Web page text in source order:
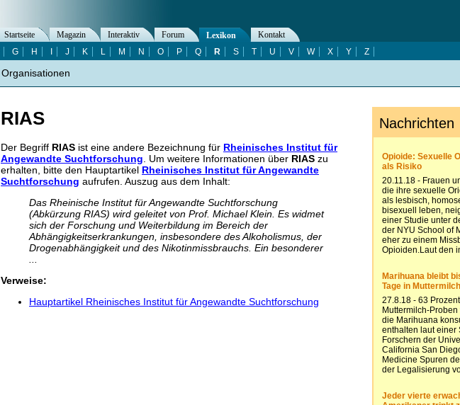
RIAS
Der Begriff RIAS ist eine andere Bezeichnung für Rheinisches Institut für
Angewandte Suchtforschung. Um weitere Informationen über RIAS zu
erhalten, bitte den Hauptartikel Rheinisches Institut für Angewandte
Suchtforschung aufrufen. Auszug aus dem Inhalt:
Das Rheinische Institut für Angewandte Suchtforschung
(Abkürzung RIAS) wird geleitet von Prof. Michael Klein. Es widmet
sich der Forschung und Weiterbildung im Bereich der
Abhängigkeitserkrankungen, insbesondere des Alkoholismus, der
Drogenabhängigkeit und des Nikotinmissbrauchs. Ein besonderer
...
Verweise:
Hauptartikel Rheinisches Institut für Angewandte Suchtforschung
Startseite Magazin Interaktiv Forum Lexikon
Kontakt
G H J K L M N O P Q R S T U V W X Y Z
Organisationen